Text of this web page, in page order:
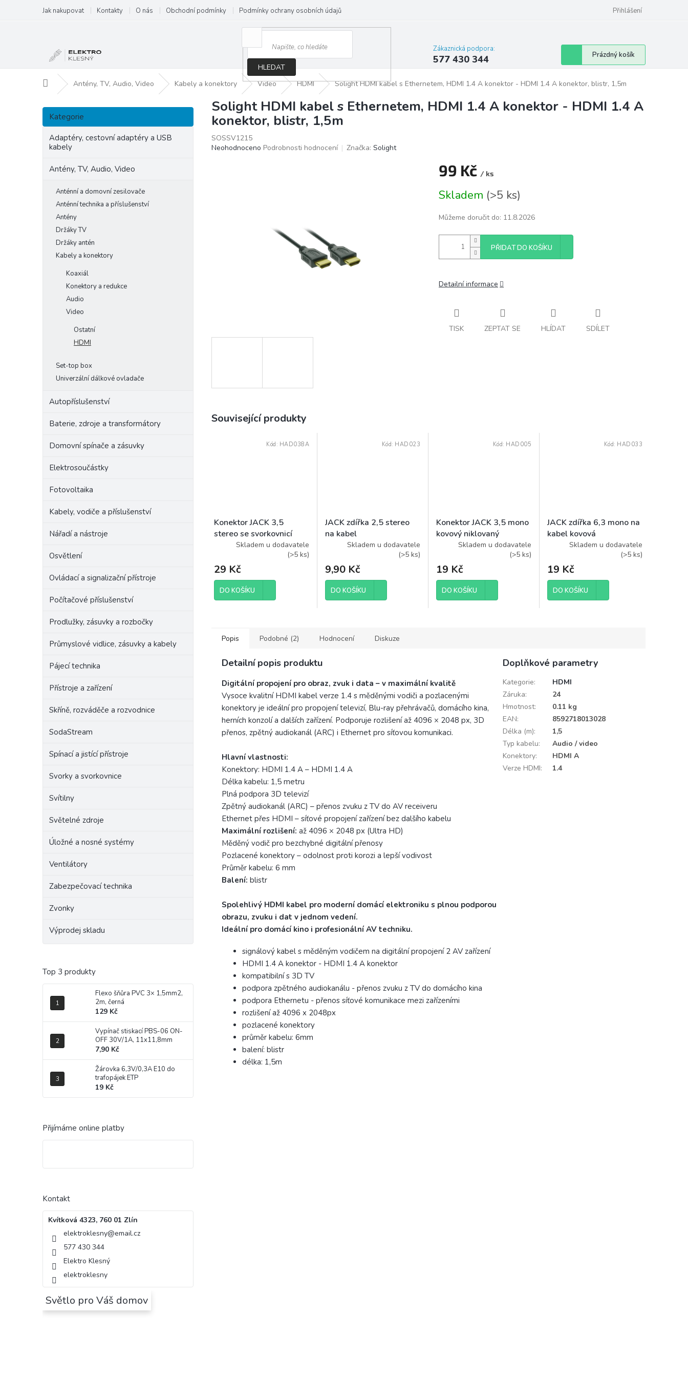
obsah
Jak nakupovat Kontakty O nás Obchodní podmínky Podmínky ochrany osobních údajů Přihlášení
HLEDAT
Zákaznická podpora:
577 430 344
Nákupní
košík
Prázdný košík
Domů Antény, TV, Audio, Video Kabely a konektory Video HDMI Solight HDMI kabel s Ethernetem, HDMI 1.4 A konektor - HDMI 1.4 A konektor, blistr, 1,5m
P
s
Přeskočit
kategorie
Kategorie
Adaptéry, cestovní adaptéry a USB
kabely
Antény, TV, Audio, Video
Anténní a domovní zesilovače
Anténní technika a příslušenství
Antény
Držáky TV
Držáky antén
Kabely a konektory
Koaxiál
Konektory a redukce
Audio
Video
Ostatní
HDMI
Set-top box
Univerzální dálkové ovladače
Autopříslušenství
Baterie, zdroje a transformátory
Domovní spínače a zásuvky
Elektrosoučástky
Fotovoltaika
Kabely, vodiče a příslušenství
Nářadí a nástroje
Osvětlení
Ovládací a signalizační přístroje
Počítačové příslušenství
Prodlužky, zásuvky a rozbočky
Průmyslové vidlice, zásuvky a kabely
Pájecí technika
Přístroje a zařízení
Skříně, rozváděče a rozvodnice
SodaStream
Spínací a jistící přístroje
Svorky a svorkovnice
Svítilny
Světelné zdroje
Úložné a nosné systémy
Ventilátory
Zabezpečovací technika
Zvonky
Výprodej skladu
Top 3 produkty
Flexo šňůra PVC 3× 1,5mm2,
2m, černá
129 Kč
Vypínač stiskací PBS-06 ON-
OFF 30V/1A, 11x11,8mm
7,90 Kč
Žárovka 6,3V/0,3A E10 do
trafopájek ETP
19 Kč
Přijímáme online platby
Kontakt
Kvítková 4323, 760 01 Zlín
elektroklesny@email.cz
577 430 344
Elektro Klesný
elektroklesny
Světlo pro Váš domov
Solight HDMI kabel s Ethernetem, HDMI 1.4 A konektor - HDMI 1.4 A
konektor, blistr, 1,5m
SOSSV1215
Průměrné
Neohodnoceno Podrobnosti hodnocení Značka: Solight
99 Kč / ks
cena:
Skladem (>5 ks)
Můžeme doručit do: 11.8.2026
PŘIDAT DO KOŠÍKU
Detailní informace
TISK ZEPTAT SE HLÍDAT SDÍLET
Související produkty
Konektor JACK 3,5
stereo se svorkovnicí
Skladem u dodavatele
(>5 ks)
29 Kč
DO KOŠÍKU
Kód: HAD038A
JACK zdířka 2,5 stereo
na kabel
Skladem u dodavatele
(>5 ks)
9,90 Kč
DO KOŠÍKU
Kód: HAD023
Konektor JACK 3,5 mono
kovový niklovaný
Skladem u dodavatele
(>5 ks)
19 Kč
DO KOŠÍKU
Kód: HAD005
JACK zdířka 6,3 mono na
kabel kovová
Skladem u dodavatele
(>5 ks)
19 Kč
DO KOŠÍKU
Kód: HAD033
Popis Podobné (2) Hodnocení Diskuze
Detailní popis produktu
Digitální propojení pro obraz, zvuk i data – v maximální kvalitě
Vysoce kvalitní HDMI kabel verze 1.4 s měděnými vodiči a pozlacenými
konektory je ideální pro propojení televizí, Blu-ray přehrávačů, domácího kina,
herních konzolí a dalších zařízení. Podporuje rozlišení až 4096 × 2048 px, 3D
přenos, zpětný audiokanál (ARC) i Ethernet pro síťovou komunikaci.
Hlavní vlastnosti:
Konektory: HDMI 1.4 A – HDMI 1.4 A
Délka kabelu: 1,5 metru
Plná podpora 3D televizí
Zpětný audiokanál (ARC) – přenos zvuku z TV do AV receiveru
Ethernet přes HDMI – síťové propojení zařízení bez dalšího kabelu
Maximální rozlišení: až 4096 × 2048 px (Ultra HD)
Měděný vodič pro bezchybné digitální přenosy
Pozlacené konektory – odolnost proti korozi a lepší vodivost
Průměr kabelu: 6 mm
Balení: blistr
Spolehlivý HDMI kabel pro moderní domácí elektroniku s plnou podporou
obrazu, zvuku i dat v jednom vedení.
Ideální pro domácí kino i profesionální AV techniku.
signálový kabel s měděným vodičem na digitální propojení 2 AV zařízení
HDMI 1.4 A konektor - HDMI 1.4 A konektor
kompatibilní s 3D TV
podpora zpětného audiokanálu - přenos zvuku z TV do domácího kina
podpora Ethernetu - přenos síťové komunikace mezi zařízeními
rozlišení až 4096 x 2048px
pozlacené konektory
průměr kabelu: 6mm
balení: blistr
délka: 1,5m
Doplňkové parametry
Kategorie:
HDMI
Záruka:
24
Hmotnost:
0.11 kg
EAN:
8592718013028
Délka (m):
1,5
Typ kabelu:
Audio / video
Konektory:
HDMI A
Verze HDMI: 1.4